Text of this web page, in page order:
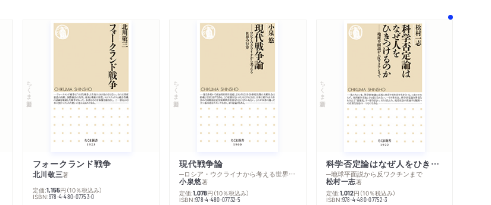
ちくま新書
フォークランド戦争
北川敬三著
定価:1,155円 （10％税込み）
ISBN:978-4-480-07753-0
ちくま新書
現代戦争論
─ロシア・ウクライナから考える世界の行方
小泉悠著
定価:1,078円 （10％税込み）
ISBN:978-4-480-07732-5
ちくま新書
科学否定論はなぜ人をひきつけるのか
─地球平面説から反ワクチンまで
松村一志著
定価:1,012円 （10％税込み）
ISBN:978-4-480-07752-3